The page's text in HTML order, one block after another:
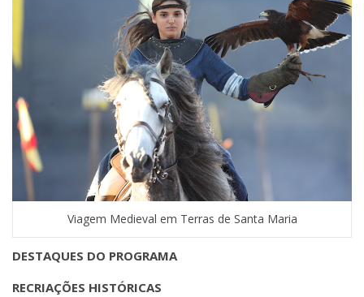
Viagem Medieval em Terras de Santa Maria
DESTAQUES DO PROGRAMA
RECRIAÇÕES HISTÓRICAS